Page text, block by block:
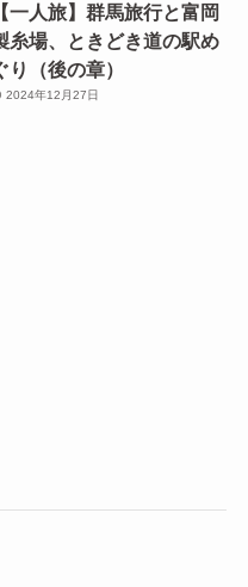
【一人旅】群馬旅行と富岡
糸場、ときどき道の駅め
り（後の章）
2024年12月27日